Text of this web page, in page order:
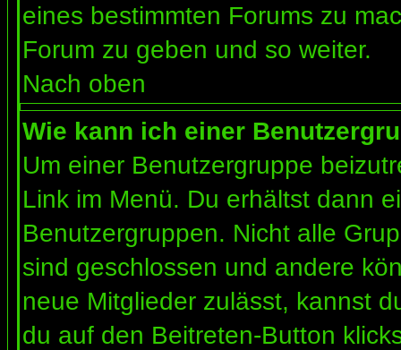
eines bestimmten Forums zu
Forum zu geben und so weiter.
Nach oben
Wie kann ich einer
Um einer Benutzergruppe
Link im Menü. Du erhältst dann
Benutzergruppen. Nicht alle
sind geschlossen und andere
neue Mitglieder zulässt, kannst
du auf den Beitreten-Button